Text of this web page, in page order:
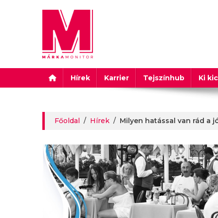
Márkamonitor
Hírek Karrier Tejszínhub Ki
Főoldal / Hírek / Milyen hatással van rád a